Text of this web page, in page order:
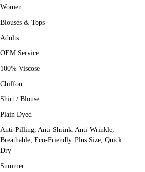
Women
Blouses & Tops
Adults
OEM Service
100% Viscose
Chiffon
Shirt / Blouse
Plain Dyed
Anti-Pilling, Anti-Shrink, Anti-Wrinkle,
Breathable, Eco-Friendly, Plus Size, Quick
Dry
Summer